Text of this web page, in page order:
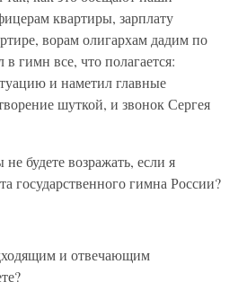
квартиры, зарплату
ворам олигархам дадим по
гимн все, что полагается:
и наметил главные
шуткой, и звонок Сергея
будете возражать, если я
государственного гимна России?
и отвечающим